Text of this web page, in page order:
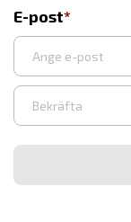
E-post
Ange
e-
Bekräfta
post